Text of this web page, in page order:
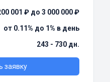
001 ₽ до 3 000 000 ₽
от 0.11% до 1% в день
243 - 730 дн.
заявку